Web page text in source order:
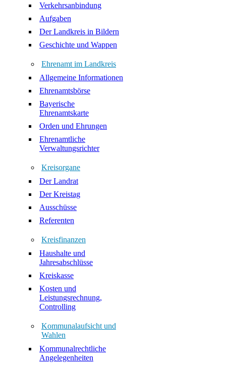
Verkehrsanbindung
Aufgaben
Der Landkreis in Bildern
Geschichte und Wappen
Ehrenamt im Landkreis
Allgemeine Informationen
Ehrenamtsbörse
Bayerische
Ehrenamtskarte
Orden und Ehrungen
Ehrenamtliche
Verwaltungsrichter
Kreisorgane
Der Landrat
Der Kreistag
Ausschüsse
Referenten
Kreisfinanzen
Haushalte und
Jahresabschlüsse
Kreiskasse
Kosten und
Leistungsrechnung,
Controlling
Kommunalaufsicht und
Wahlen
Kommunalrechtliche
Angelegenheiten